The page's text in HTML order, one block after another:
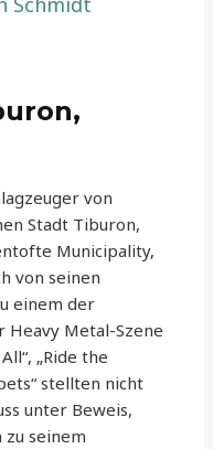
von
Stadt Tiburon,
Municipality,
von seinen
einem der
Heavy Metal-Szene
„Ride the
stellten nicht
unter Beweis,
seinem